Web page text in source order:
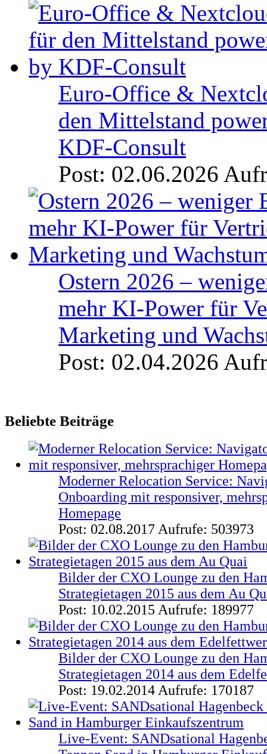
Euro-Office &
den Mittelstand
KDF-Consult
Post: 02.06.2026
Ostern 2026 –
mehr KI-Power für
Marketing und
Post: 02.04.2026
Beliebte Beiträge
Moderner Relocation Service:
Onboarding mit responsiver,
Homepage
Post: 02.08.2017 Aufrufe: 503973
Bilder der CXO Lounge zu den
Strategietagen 2015 aus dem Au
Post: 10.02.2015 Aufrufe: 189977
Bilder der CXO Lounge zu den
Strategietagen 2014 aus dem
Post: 19.02.2014 Aufrufe: 170187
Live-Event: SANDsational